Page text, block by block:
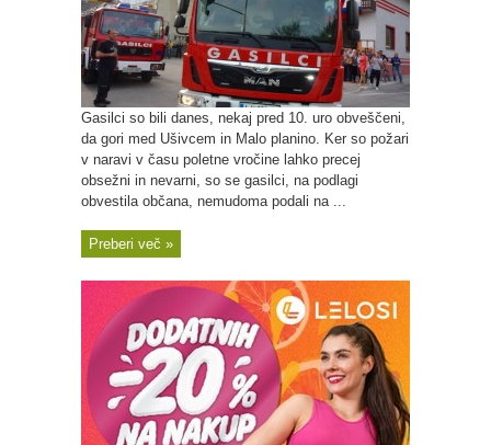
Gasilci so bili danes, nekaj pred 10. uro obveščeni,
da gori med Ušivcem in Malo planino. Ker so požari
v naravi v času poletne vročine lahko precej
obsežni in nevarni, so se gasilci, na podlagi
obvestila občana, nemudoma podali na ...
Preberi več »